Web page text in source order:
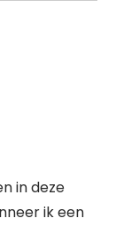
in deze
ik een